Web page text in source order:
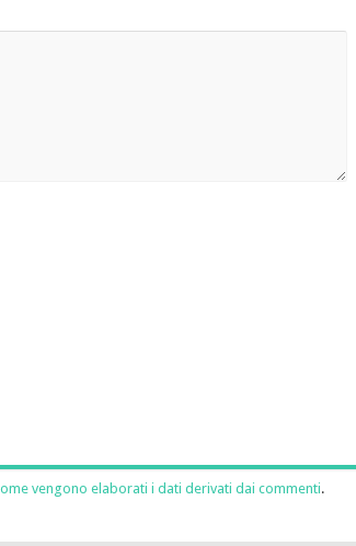
vengono elaborati i dati derivati dai commenti.